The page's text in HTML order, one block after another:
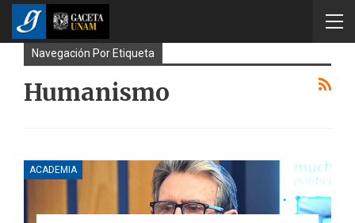
Navegación Por Etiqueta
Humanismo
ACADEMIA